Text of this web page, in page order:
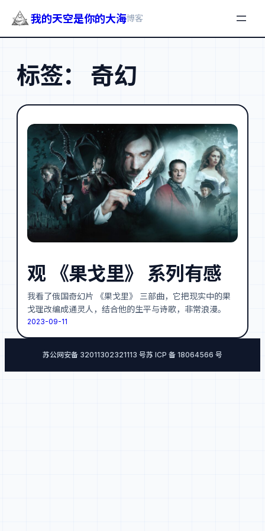
我的天空是你的大海博客
标签： 奇幻
观 《果戈里》 系列有感
我看了俄国奇幻片 《果戈里》 三部曲，它把现实中的果
戈理改编成通灵人，结合他的生平与诗歌，非常浪漫。
2023-09-11
苏公网安备 32011302321113 号苏 ICP 备 18064566 号